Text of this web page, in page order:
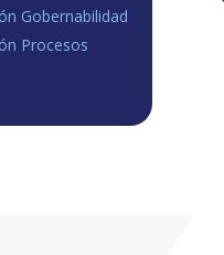
Gobernabilidad
Procesos